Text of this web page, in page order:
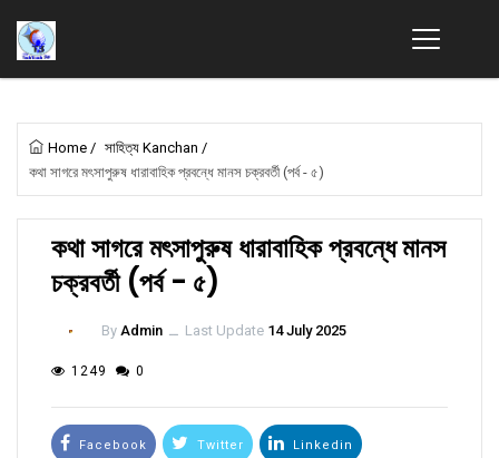
Home / সাহিত্য Kanchan /
কথা সাগরে মৎসাপুরুষ ধারাবাহিক প্রবন্ধে মানস চক্রবর্তী (পর্ব - ৫)
কথা সাগরে মৎসাপুরুষ ধারাবাহিক প্রবন্ধে মানস
চক্রবর্তী (পর্ব - ৫)
By Admin ــ Last Update 14 July 2025
1249 0
Facebook Twitter Linkedin